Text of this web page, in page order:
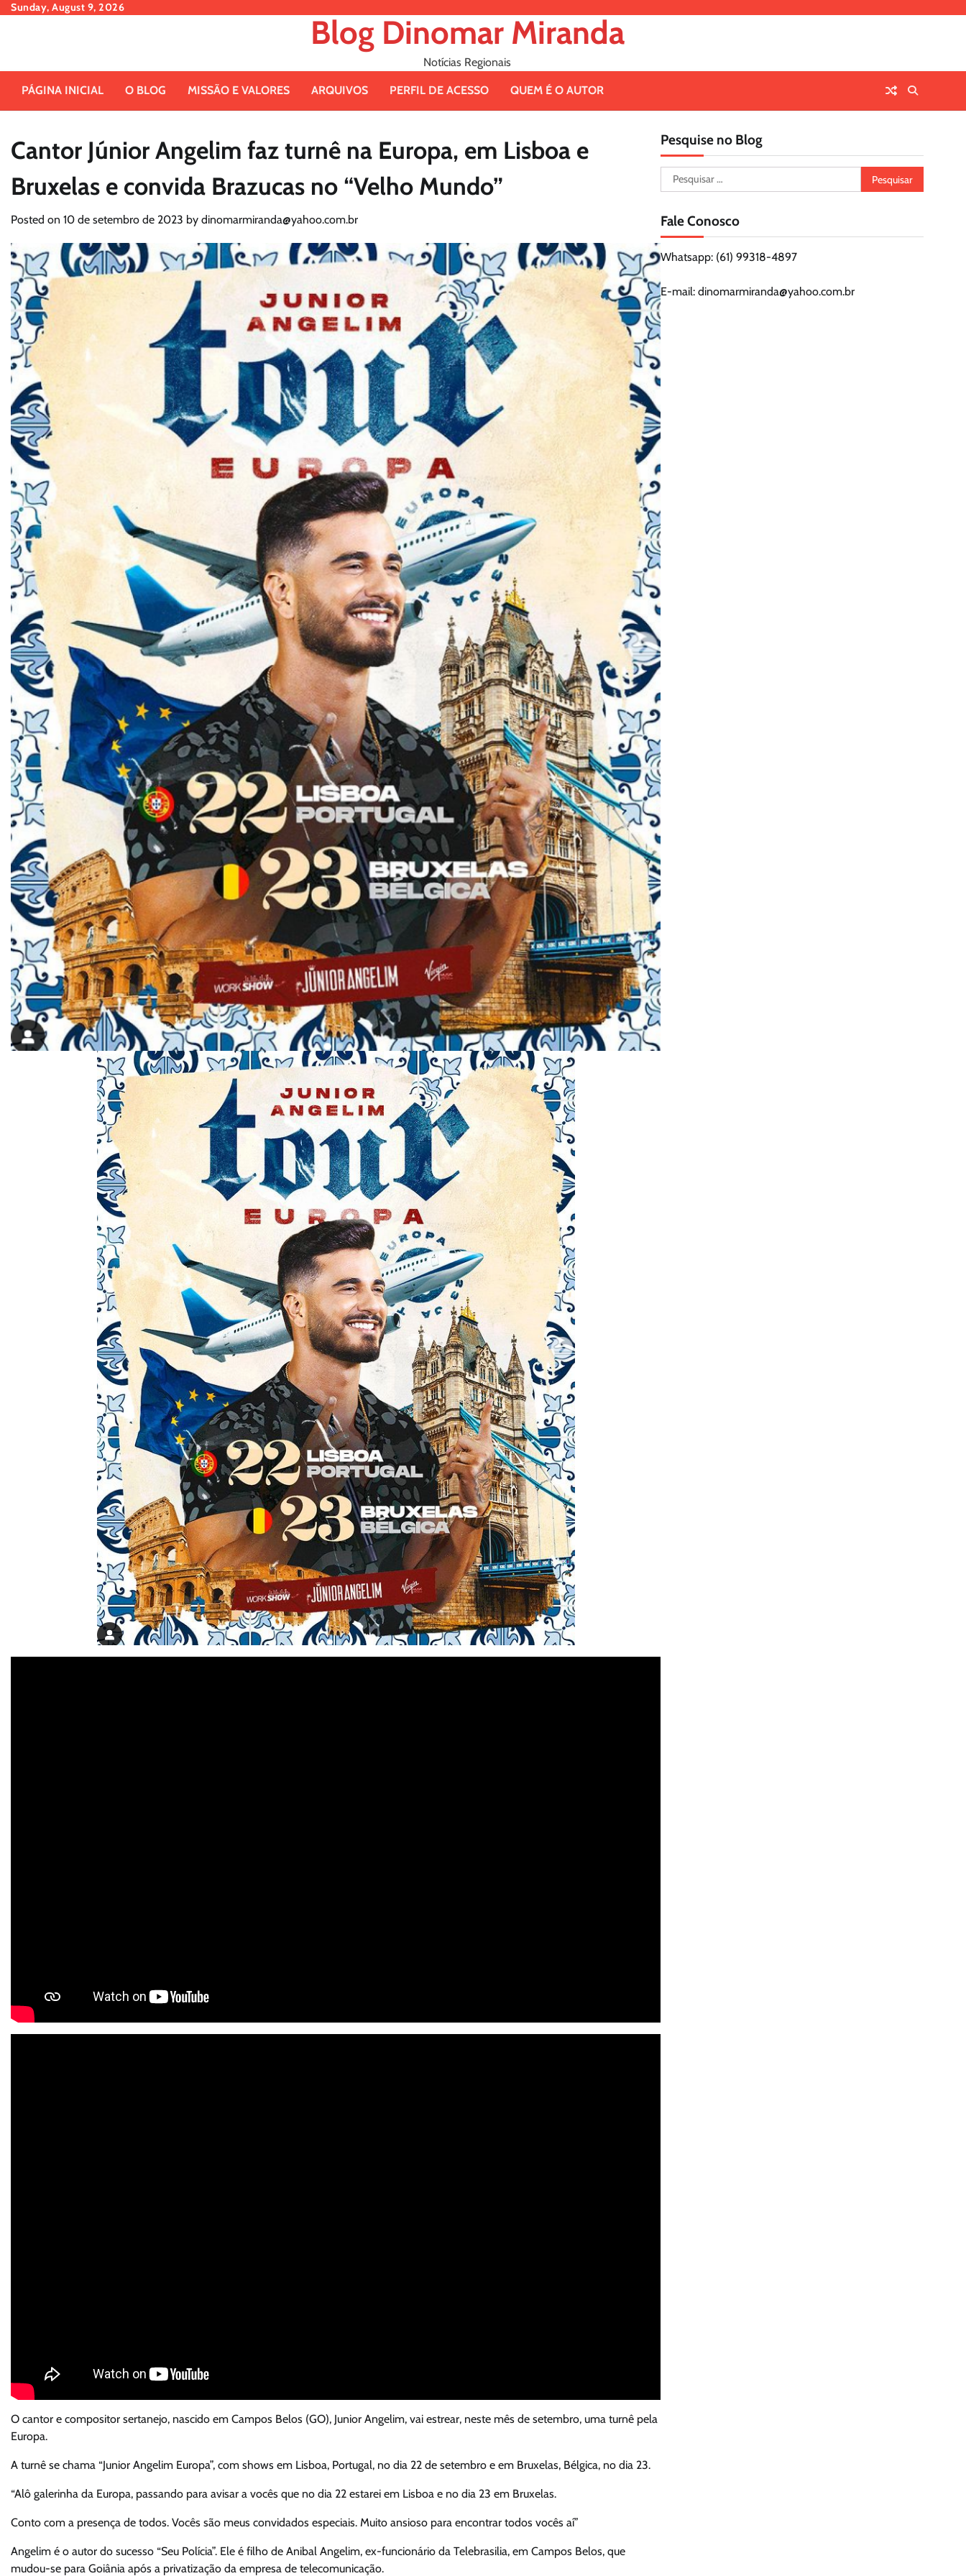
SkipSunday, August 9, 2026
Blog Dinomar Miranda
Notícias Regionais
PÁGINA INICIAL O BLOG MISSÃO E VALORES ARQUIVOS PERFIL DE ACESSO QUEM É O AUTOR
Cantor Júnior Angelim faz turnê na Europa, em Lisboa e
Bruxelas e convida Brazucas no “Velho Mundo”
Posted on 10 de setembro de 2023 by dinomarmiranda@yahoo.com.br
O cantor e compositor sertanejo, nascido em Campos Belos (GO), Junior Angelim, vai estrear, neste mês de setembro, uma turnê pela
Europa.
A turnê se chama “Junior Angelim Europa”, com shows em Lisboa, Portugal, no dia 22 de setembro e em Bruxelas, Bélgica, no dia 23.
“Alô galerinha da Europa, passando para avisar a vocês que no dia 22 estarei em Lisboa e no dia 23 em Bruxelas.
Conto com a presença de todos. Vocês são meus convidados especiais. Muito ansioso para encontrar todos vocês aí”
Angelim é o autor do sucesso “Seu Polícia”. Ele é filho de Anibal Angelim, ex-funcionário da Telebrasilia, em Campos Belos, que
mudou-se para Goiânia após a privatização da empresa de telecomunicação.
Pesquise no Blog
Pesquisar
por:
Fale Conosco
Whatsapp: (61) 99318-4897
E-mail: dinomarmiranda@yahoo.com.br